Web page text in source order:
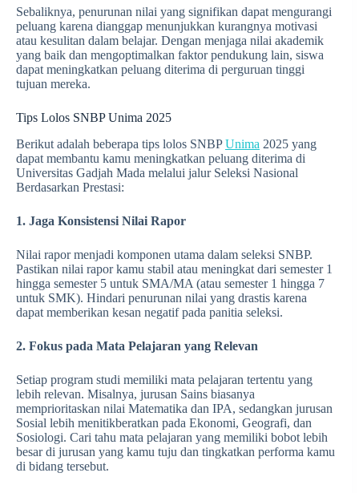
Sebaliknya, penurunan nilai yang signifikan dapat mengurangi
peluang karena dianggap menunjukkan kurangnya motivasi
atau kesulitan dalam belajar. Dengan menjaga nilai akademik
yang baik dan mengoptimalkan faktor pendukung lain, siswa
dapat meningkatkan peluang diterima di perguruan tinggi
tujuan mereka.
Tips Lolos SNBP Unima 2025
Berikut adalah beberapa tips lolos SNBPUnima 2025 yang
dapat membantu kamu meningkatkan peluang diterima di
Universitas Gadjah Mada melalui jalur Seleksi Nasional
Berdasarkan Prestasi:
1. Jaga Konsistensi Nilai Rapor
Nilai rapor menjadi komponen utama dalam seleksi SNBP.
Pastikan nilai rapor kamu stabil atau meningkat dari semester 1
hingga semester 5 untuk SMA/MA (atau semester 1 hingga 7
untuk SMK). Hindari penurunan nilai yang drastis karena
dapat memberikan kesan negatif pada panitia seleksi.
2. Fokus pada Mata Pelajaran yang Relevan
Setiap program studi memiliki mata pelajaran tertentu yang
lebih relevan. Misalnya, jurusan Sains biasanya
memprioritaskan nilai Matematika dan IPA, sedangkan jurusan
Sosial lebih menitikberatkan pada Ekonomi, Geografi, dan
Sosiologi. Cari tahu mata pelajaran yang memiliki bobot lebih
besar di jurusan yang kamu tuju dan tingkatkan performa kamu
di bidang tersebut.